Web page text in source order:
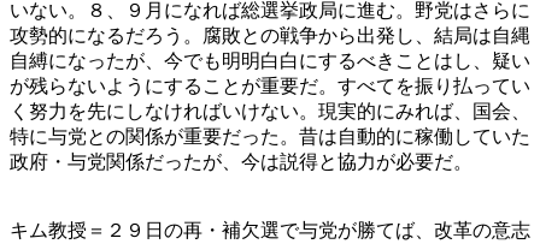
いない。８、９月になれば総選挙政局に進む。野党はさらに
攻勢的になるだろう。腐敗との戦争から出発し、結局は自縄
自縛になったが、今でも明明白白にするべきことはし、疑い
が残らないようにすることが重要だ。すべてを振り払ってい
く努力を先にしなければいけない。現実的にみれば、国会、
特に与党との関係が重要だった。昔は自動的に稼働していた
政府・与党関係だったが、今は説得と協力が必要だ。
キム教授＝２９日の再・補欠選で与党が勝てば、改革の意志